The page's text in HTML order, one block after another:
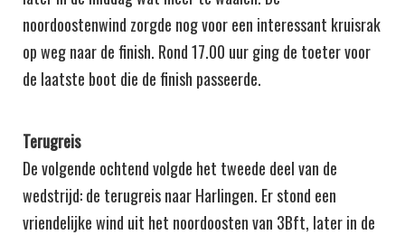
noordoostenwind zorgde nog voor een interessant kruisrak
op weg naar de finish. Rond 17.00 uur ging de toeter voor
de laatste boot die de finish passeerde.
Terugreis
De volgende ochtend volgde het tweede deel van de
wedstrijd: de terugreis naar Harlingen. Er stond een
vriendelijke wind uit het noordoosten van 3Bft, later in de